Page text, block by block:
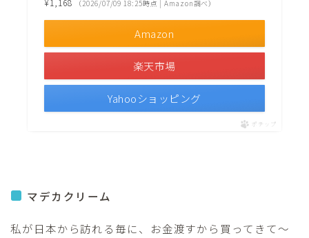
（2026/07/09 18:25時点 | Amazon調べ）
Amazon
楽天市場
Yahooショッピング
ポチップ
マデカクリーム
私が日本から訪れる毎に、お金渡すから買ってきて〜